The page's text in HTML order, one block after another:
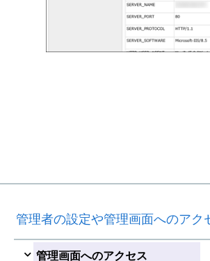
管理者の設定や管理画面へのアク
管理画面へのアクセス